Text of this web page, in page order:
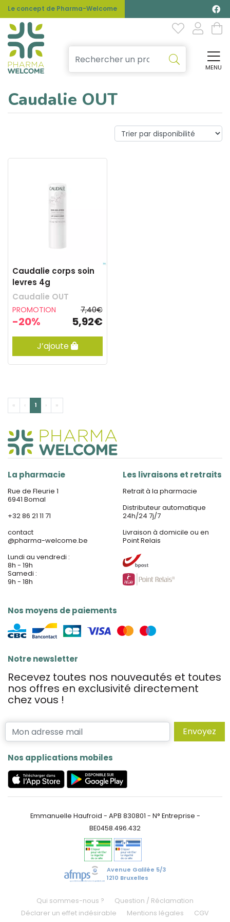
Le concept de Pharma-Welcome
MENU
Caudalie OUT
Caudalie corps soin
levres 4g
Caudalie OUT
PROMOTION
-20%
7,40€
5,92€
J’ajoute
« ‹ 1 › »
La pharmacie
Rue de Fleurie 1
6941 Bomal
+32 86 21 11 71
contact
@pharma-welcome.be
Lundi au vendredi :
8h - 19h
Samedi :
9h - 18h
Nos moyens de paiements
Les livraisons et retraits
Retrait à la pharmacie
Distributeur automatique
24h/24 7j/7
Livraison à domicile ou en
Point Relais
Notre newsletter
Recevez toutes nos nouveautés et toutes
nos offres en exclusivité directement
chez vous !
Envoyez
Nos applications mobiles
Emmanuelle Haufroid - APB 830801 - N° Entreprise -
BE0458.496.432
Avenue Galilée 5/3
1210 Bruxelles
Qui sommes-nous ?
Question / Réclamation
Déclarer un effet indésirable
Mentions légales
CGV